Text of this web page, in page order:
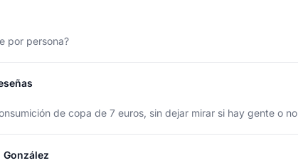
por persona?
de copa de 7 euros, sin dejar mirar si hay gente o no